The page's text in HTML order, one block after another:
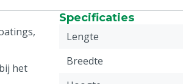
het
Specificaties
Lengte
Breedte